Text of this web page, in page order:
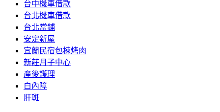
台中機車借款
台北機車借款
台北當鋪
安定新屋
宜蘭民宿包棟烤肉
新莊月子中心
產後護理
白內障
肝斑